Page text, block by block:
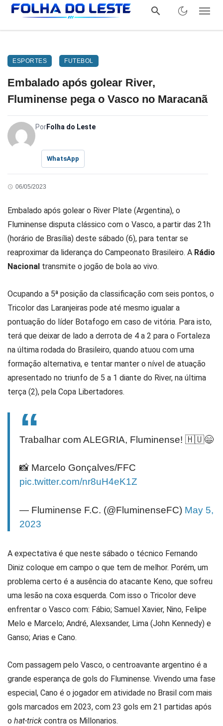
ESPORTES FUTEBOL
Embalado após golear River,
Fluminense pega o Vasco no Maracanã
PorFolha do Leste
WhatsApp
06/05/2023
Embalado após golear o River Plate (Argentina), o
Fluminense disputa clássico com o Vasco, a partir das 21h
(horário de Brasília) deste sábado (6), para tentar se
reaproximar da liderança do Campeonato Brasileiro. A Rádio
Nacional transmite o jogão de bola ao vivo.
Ocupando a 5ª posição da classificação com seis pontos, o
Tricolor das Laranjeiras pode até mesmo igualar a
pontuação do líder Botafogo em caso de vitória. Para isto,
terá que deixar de lado a derrota de 4 a 2 para o Fortaleza
na última rodada do Brasileiro, quando atuou com uma
formação alternativa, e tentar manter o nível de atuação
apresentado no triunfo de 5 a 1 diante do River, na última
terça (2), pela Copa Libertadores.
Trabalhar com ALEGRIA, Fluminense! 🇭🇺😄
📸 Marcelo Gonçalves/FFC
pic.twitter.com/nr8uH4eK1Z
— Fluminense F.C. (@FluminenseFC) May 5,
2023
A expectativa é que neste sábado o técnico Fernando
Diniz coloque em campo o que tem de melhor. Porém, um
problema certo é a ausência do atacante Keno, que sofreu
uma lesão na coxa esquerda. Com isso o Tricolor deve
enfrentar o Vasco com: Fábio; Samuel Xavier, Nino, Felipe
Melo e Marcelo; André, Alexsander, Lima (John Kennedy) e
Ganso; Arias e Cano.
Com passagem pelo Vasco, o centroavante argentino é a
grande esperança de gols do Fluminense. Vivendo uma fase
especial, Cano é o jogador em atividade no Brasil com mais
gols marcados em 2023, com 23 gols em 21 partidas após
o hat-trick contra os Millonarios.